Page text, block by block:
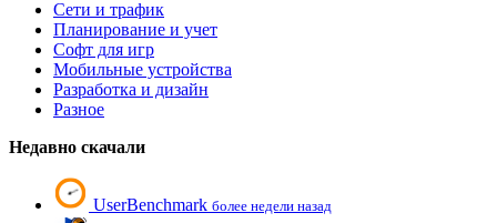
Сети и трафик
Планирование и учет
Софт для игр
Мобильные устройства
Разработка и дизайн
Разное
Недавно скачали
UserBenchmark более недели назад